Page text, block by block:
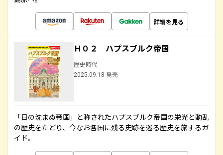
詳細を見る
Ｈ０２ ハプスブルク帝国
歴史時代
2025.09.18 発売
「日の沈まぬ帝国」と称されたハプスブルク帝国の栄光と動乱
の歴史をたどり、今なお各国に残る史跡を巡る歴史を旅するガ
イド。